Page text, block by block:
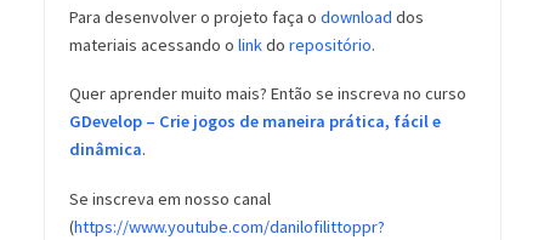
Para desenvolver o projeto faça o download dos
materiais acessando o link do repositório.
Quer aprender muito mais? Então se inscreva no curso
GDevelop – Crie jogos de maneira prática, fácil e
dinâmica.
Se inscreva em nosso canal
(https://www.youtube.com/danilofilittoppr?